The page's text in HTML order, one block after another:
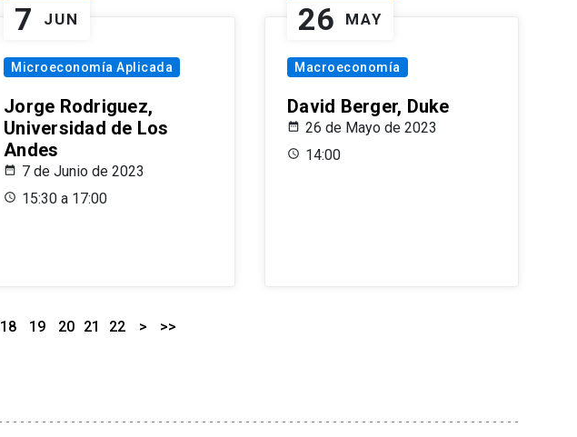
7 JUN
Microeconomía Aplicada
Jorge Rodriguez,
Universidad de Los
Andes
7 de Junio de 2023
15:30 a 17:00
26 MAY
Macroeconomía
David Berger, Duke
26 de Mayo de 2023
14:00
18 19 20 21 22 > >>